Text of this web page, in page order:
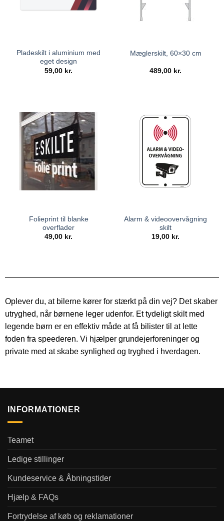
Pladeskilt i aluminium med
eget design
59,00 kr.
Mæglerskilt, 60×30 cm
489,00 kr.
Folieprint til blanke
overflader
49,00 kr.
Alarm & videoovervågning
skilt
19,00 kr.
Oplever du, at bilerne kører for stærkt på din vej? Det skaber
utryghed, når børnene leger udenfor. Et tydeligt skilt med
legende børn er en effektiv måde at få bilister til at lette
foden fra speederen. Vi hjælper grundejerforeninger og
private med at skabe synlighed og tryghed i hverdagen.
INFORMATIONER
Teamet
Ledige stillinger
Kundeservice & Åbningstider
Hjælp & FAQs
Fortrydelse af køb og reklamationer